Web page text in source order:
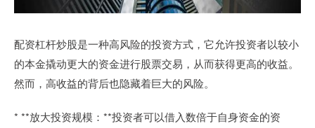
配资杠杆炒股是一种高风险的投资方式，它允许投资者以较小
的本金撬动更大的资金进行股票交易，从而获得更高的收益。
然而，高收益的背后也隐藏着巨大的风险。
* **放大投资规模：**投资者可以借入数倍于自身资金的资